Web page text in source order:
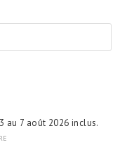
au 7 août 2026 inclus.